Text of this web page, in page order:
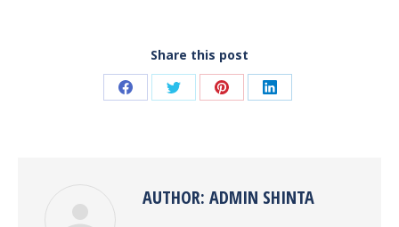
Share this post
Share Share Share Share
AUTHOR: ADMIN SHINTA